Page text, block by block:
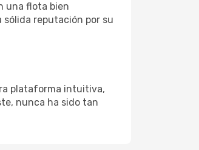
una flota bien
reputación por su
plataforma intuitiva,
nunca ha sido tan